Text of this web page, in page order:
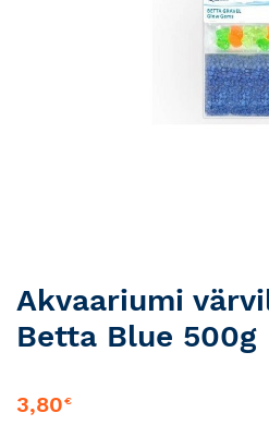
Skip
to
the
the
Akvaariumi
Betta Blue 500g
3,80€